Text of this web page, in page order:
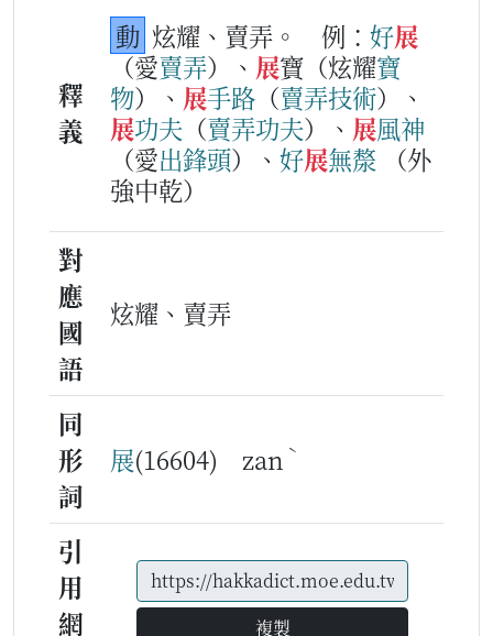
釋
義
動 炫耀、賣弄。 例： 好展
（愛賣弄）、 展寶（炫耀寶
物）、 展手路 （賣弄技術）、
展功夫 （賣弄功夫）、 展風神
（愛出鋒頭）、 好展無漦
（外
強中乾）
對
應
國
語
炫耀、賣弄
同
形
詞
展(16604) zan ˋ
引
用
網
複製